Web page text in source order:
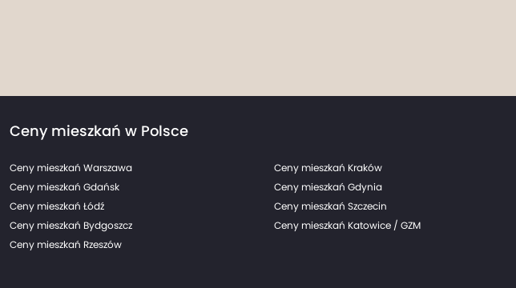
Ceny mieszkań w Polsce
Ceny mieszkań Warszawa Ceny mieszkań Kraków
Ceny mieszkań Gdańsk
Ceny mieszkań Gdynia
Ceny mieszkań Łódź
Ceny mieszkań Szczecin
Ceny mieszkań Bydgoszcz
Ceny mieszkań Katowice / GZM
Ceny mieszkań Rzeszów